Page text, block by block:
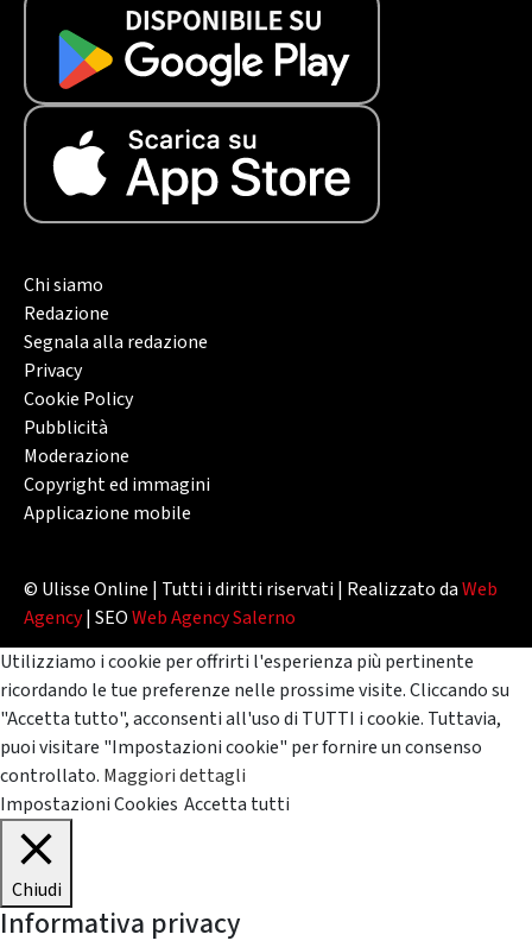
Chi siamo
Redazione
Segnala alla redazione
Privacy
Cookie Policy
Pubblicità
Moderazione
Copyright ed immagini
Applicazione mobile
© Ulisse Online | Tutti i diritti riservati | Realizzato daWeb
Agency| SEOWeb Agency Salerno
Utilizziamo i cookie per offrirti l'esperienza più pertinente
ricordando le tue preferenze nelle prossime visite. Cliccando su
"Accetta tutto", acconsenti all'uso di TUTTI i cookie. Tuttavia,
puoi visitare "Impostazioni cookie" per fornire un consenso
controllato. Maggiori dettagli
Impostazioni Cookies Accetta tutti
Chiudi
Informativa privacy